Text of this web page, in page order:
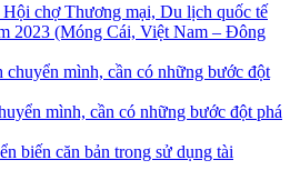
chợ Thương mại, Du lịch quốc tế
2023 (Móng Cái, Việt Nam – Đông
mình, cần có những bước đột phá